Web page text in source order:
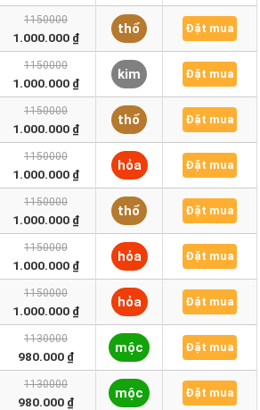
1150000
1.000.000 ₫
thổ Đặt mua
1150000
1.000.000 ₫
kim Đặt mua
1150000
1.000.000 ₫
thổ Đặt mua
1150000
1.000.000 ₫
hỏa Đặt mua
1150000
1.000.000 ₫
thổ Đặt mua
1150000
1.000.000 ₫
hỏa Đặt mua
1150000
1.000.000 ₫
hỏa Đặt mua
1130000
980.000 ₫
mộc Đặt mua
1130000
980.000 ₫
mộc Đặt mua